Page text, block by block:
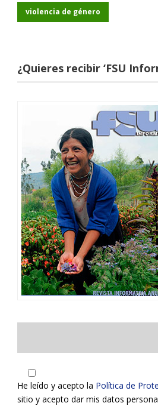
violencia de género
¿Quieres recibir ‘FSU
He leído y acepto la Política de
sitio y acepto dar mis datos